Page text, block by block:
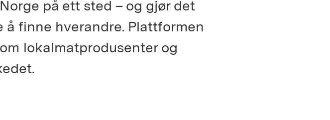
på ett sted – og gjør det
finne hverandre. Plattformen
lokalmatprodusenter og